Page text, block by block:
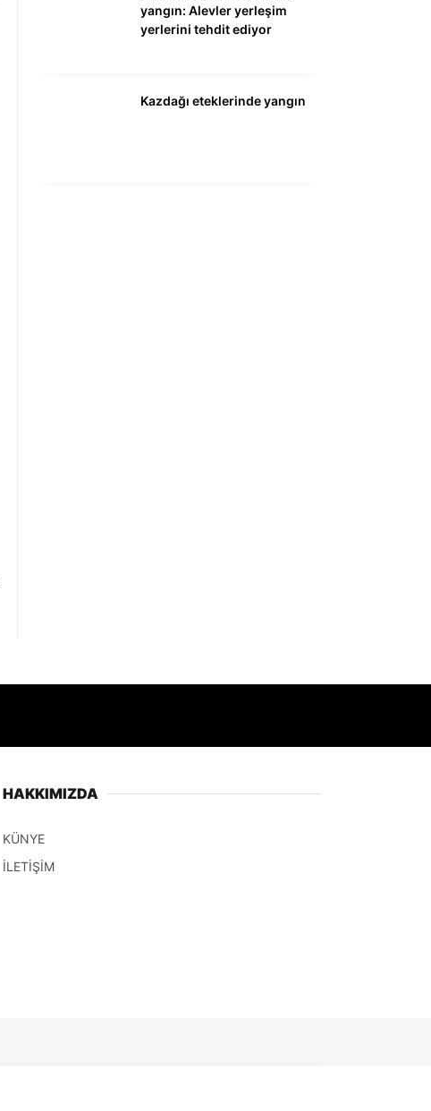
yangın: Alevler yerleşim
yerlerini tehdit ediyor
Kazdağı eteklerinde yangın
HAKKIMIZDA
KÜNYE
İLETİŞİM